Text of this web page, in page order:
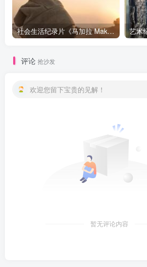
社会生活纪录片《马加拉 Makala》下载
评论 抢沙发
欢迎您留下宝贵的见解！
暂无评论内容